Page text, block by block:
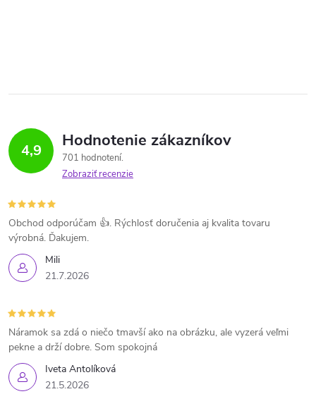
4,9 Hodnotenie zákazníkov
701 hodnotení
Zobraziť recenzie
Mili
21.7.2026
Obchod odporúčam 👍. Rýchlosť doručenia aj kvalita tovaru
výrobná. Ďakujem.
Iveta Antolíková
21.5.2026
Náramok sa zdá o niečo tmavší ako na obrázku, ale vyzerá veľmi
pekne a drží dobre. Som spokojná